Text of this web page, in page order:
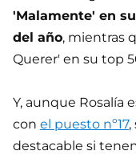
'Malamente' en
del año, mientras
Querer' en su top
Y, aunque Rosalía
con el puesto nº17,
destacable si